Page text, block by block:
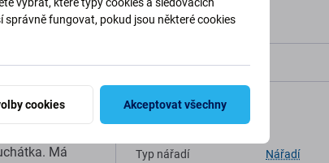
Doprava a vrácení
Má
Specifikace
Typ nářadí Nářadí
vybrat, které typy cookies a sledovacích
fungovat, pokud jsou některé cookies
cookies Akceptovat všechny